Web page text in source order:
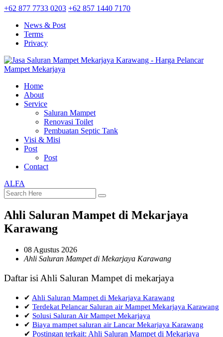
+62 877 7733 0203 +62 857 1440 7170
News & Post
Terms
Privacy
Home
About
Service
Saluran Mampet
Renovasi Toilet
Pembuatan Septic Tank
Visi & Misi
Post
Post
Contact
ALFA
Ahli Saluran Mampet di Mekarjaya
Karawang
08 Agustus 2026
Ahli Saluran Mampet di Mekarjaya Karawang
Daftar isi Ahli Saluran Mampet di mekarjaya
✔ Ahli Saluran Mampet di Mekarjaya Karawang
✔ Terdekat Pelancar Saluran air Mampet Mekarjaya Karawang
✔ Solusi Saluran Air Mampet Mekarjaya
✔ Biaya mampet saluran air Lancar Mekarjaya Karawang
✔ Postingan terkait: Ahli Saluran Mampet di Mekarjaya